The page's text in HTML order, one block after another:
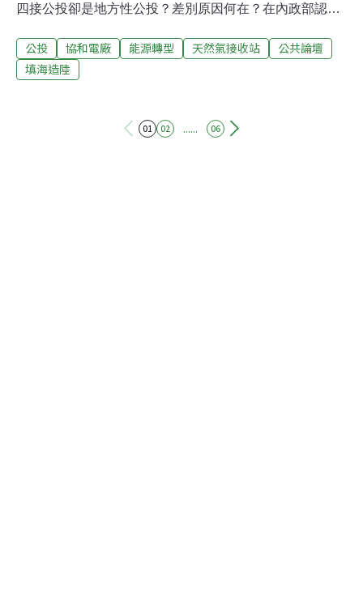
四接公投卻是地方性公投？差別原因何在？在內政部認定
自治條例》的情況下，換上國民黨執政的基隆市政府趕在
清明連假前通過審查認為屬地方性公投，讓四接公投的提
的更大爭議？三接和四接公投的差異三接公投的主文是
公投 協和電廠 能源轉型 天然氣接收站
公共論壇
填海造陸
01 02 ...... 06